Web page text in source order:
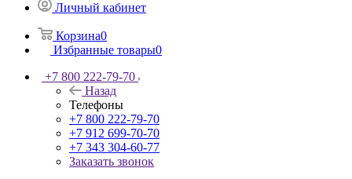
Личный кабинет
Корзина0
Избранные товары0
+7 800 222-79-70
Назад
Телефоны
+7 800 222-79-70
+7 912 699-70-70
+7 343 304-60-77
Заказать звонок